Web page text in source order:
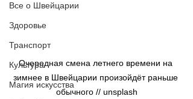
Все о Швейцарии
Здоровье
Транспорт
Культура
Магия искусства
Очередная смена летнего времени на
зимнее в Швейцарии произойдёт раньше
обычного // unsplash